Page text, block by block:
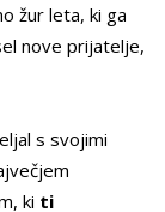
žur leta, ki ga
nove prijatelje,
s svojimi
ki ti